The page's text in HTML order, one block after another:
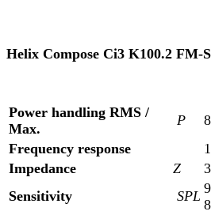
Helix Compose Ci3 K100.2 FM-
Power handling RMS /
Max.
P
Frequency response
Impedance
Z
Sensitivity
SPL